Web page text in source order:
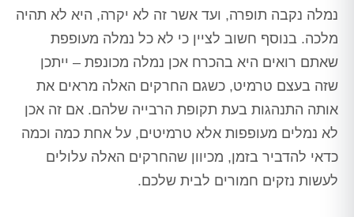
נמלה נקבה תופרה, ועד אשר זה לא יקרה, היא לא תהיה
מלכה. בנוסף חשוב לציין כי לא כל נמלה מעופפת
שאתם רואים היא בהכרח אכן נמלה מכונפת – ייתכן
שזה בעצם טרמיט, כשגם החרקים האלה מראים את
אותה התנהגות בעת תקופת הרבייה שלהם. אם זה אכן
לא נמלים מעופפות אלא טרמיטים, על אחת כמה וכמה
כדאי להדביר בזמן, מכיוון שהחרקים האלה עלולים
לעשות נזקים חמורים לבית שלכם.